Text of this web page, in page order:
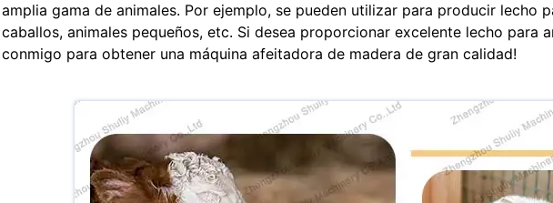
amplia gama de animales. Por ejemplo, se pueden utilizar para producir lecho
caballos, animales pequeños, etc. Si desea proporcionar excelente lecho para
conmigo para obtener una máquina afeitadora de madera de gran calidad!